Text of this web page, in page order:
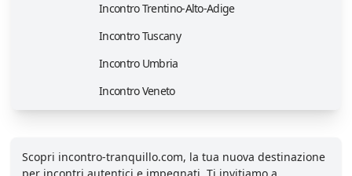
Incontro Trentino-Alto-Adige
Incontro Tuscany
Incontro Umbria
Incontro Veneto
Scopri incontro-tranquillo.com, la tua nuova destinazione